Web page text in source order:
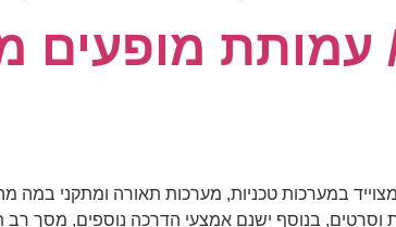
עמותת מופעים
בנוסף ישנם אמצעי הדרכה נוספים, מסך רב